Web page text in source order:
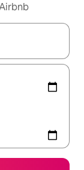
explore-os